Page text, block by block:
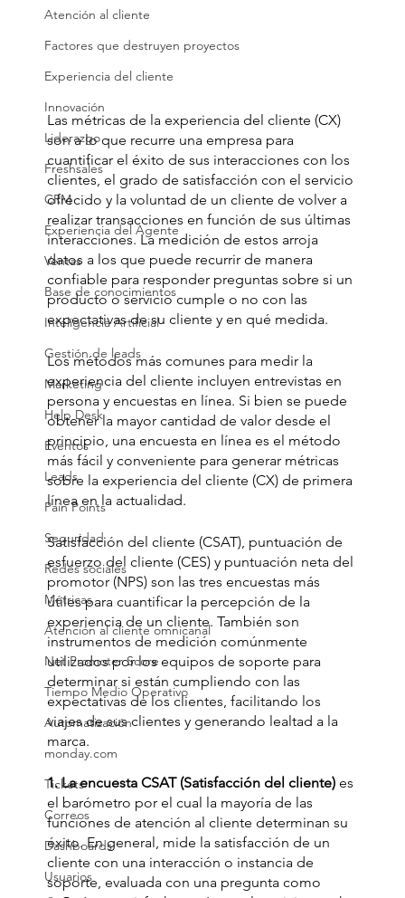
Atención al cliente
Factores que destruyen proyectos
Experiencia del cliente
Innovación
Liderazgo
Freshsales
CRM
Experiencia del Agente
Ventas
Base de conocimientos
Inteligencia Artificial
Gestión de leads
Marketing
Help Desk
Eventos
Leads
Pain Points
Seguridad
Redes sociales
Métricas
Atención al cliente omnicanal
Net Promoter Score
Tiempo Medio Operativo
Automatización
monday.com
Tickets
Correos
Dashboards
Usuarios
Las métricas de la experiencia del cliente (CX)
son a lo que recurre una empresa para
cuantificar el éxito de sus interacciones con los
clientes, el grado de satisfacción con el servicio
ofrecido y la voluntad de un cliente de volver a
realizar transacciones en función de sus últimas
interacciones. La medición de estos arroja
datos a los que puede recurrir de manera
confiable para responder preguntas sobre si un
producto o servicio cumple o no con las
expectativas de su cliente y en qué medida.
Los métodos más comunes para medir la
experiencia del cliente incluyen entrevistas en
persona y encuestas en línea. Si bien se puede
obtener la mayor cantidad de valor desde el
principio, una encuesta en línea es el método
más fácil y conveniente para generar métricas
sobre la experiencia del cliente (CX) de primera
línea en la actualidad.
Satisfacción del cliente (CSAT), puntuación de
esfuerzo del cliente (CES) y puntuación neta del
promotor (NPS) son las tres encuestas más
útiles para cuantificar la percepción de la
experiencia de un cliente. También son
instrumentos de medición comúnmente
utilizados por los equipos de soporte para
determinar si están cumpliendo con las
expectativas de los clientes, facilitando los
viajes de sus clientes y generando lealtad a la
marca.
1. La encuesta CSAT (Satisfacción del cliente) es
el barómetro por el cual la mayoría de las
funciones de atención al cliente determinan su
éxito. En general, mide la satisfacción de un
cliente con una interacción o instancia de
soporte, evaluada con una pregunta como